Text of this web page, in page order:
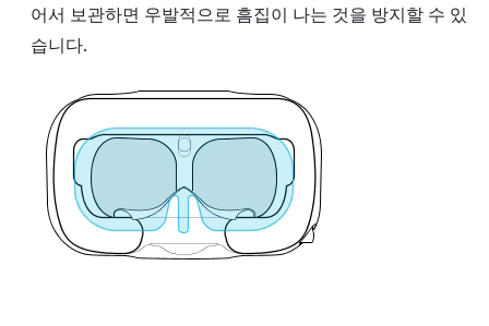
어서 보관하면 우발적으로 흠집이 나는 것을 방지할 수 있
습니다.